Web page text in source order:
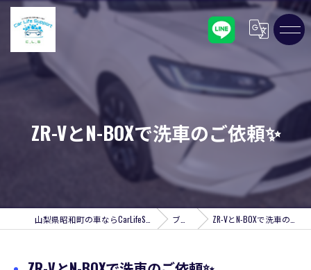
ZR-VとN-BOXで洗車のご依頼✨
ブログ ZR-VとN-BOXで洗車のご依頼✨